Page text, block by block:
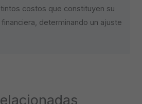
costos que constituyen su
determinando un ajuste